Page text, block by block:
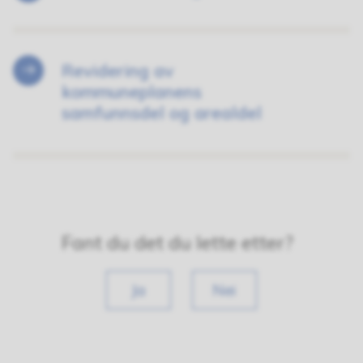
Revidering av
kommuneplanens
samfunnsdel og arealdel
Fant du det du lette etter?
Ja Nei